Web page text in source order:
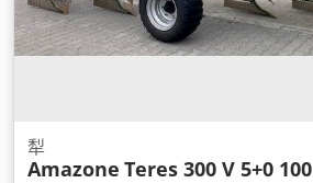
犁
Amazone Teres 300 V 5+0 100